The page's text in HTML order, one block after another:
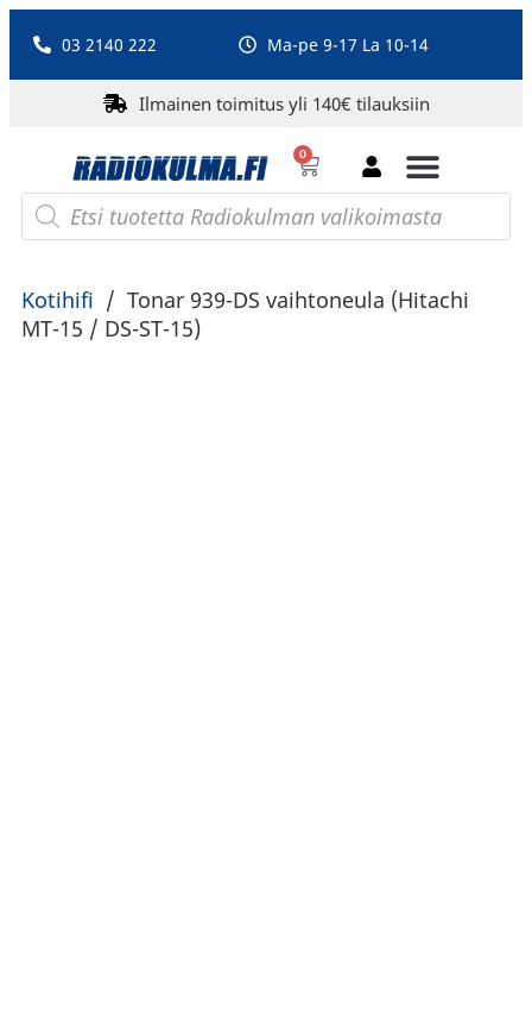
03 2140 222 Ma-pe 9-17 La 10-14
Ilmainen toimitus yli 140€ tilauksiin
0
Kotihifi / Tonar 939-DS vaihtoneula (Hitachi
MT-15 / DS-ST-15)